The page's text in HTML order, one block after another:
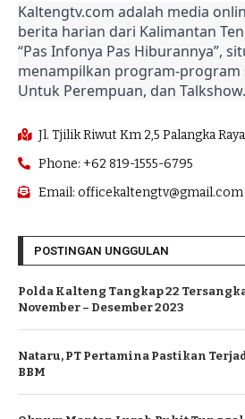
Kaltengtv.com adalah media
berita harian dari Kalimantan
“Pas Infonya Pas Hiburannya”,
menampilkan program-program
Untuk Perempuan, dan Talkshow.
Jl. Tjilik Riwut Km 2,5 Palangka Raya
Phone: +62 819-1555-6795
Email: officekaltengtv@gmail.com
POSTINGAN UNGGULAN
Polda Kalteng Tangkap 22
November – Desember 2023
Nataru, PT Pertamina Pastikan
BBM